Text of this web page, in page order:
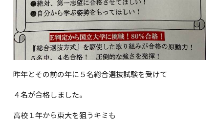
昨年とその前の年に５名総合選抜試験を受けて
４名が合格しました。
高校１年から東大を狙うキミも